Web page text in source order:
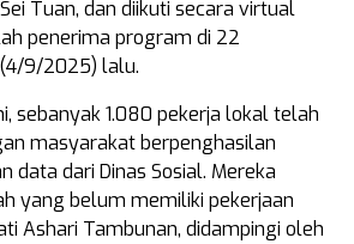
Tuan, dan diikuti secara virtual
penerima program di 22
9/2025) lalu.
sebanyak 1.080 pekerja lokal telah
masyarakat berpenghasilan
data dari Dinas Sosial. Mereka
yang belum memiliki pekerjaan
Ashari Tambunan, didampingi oleh